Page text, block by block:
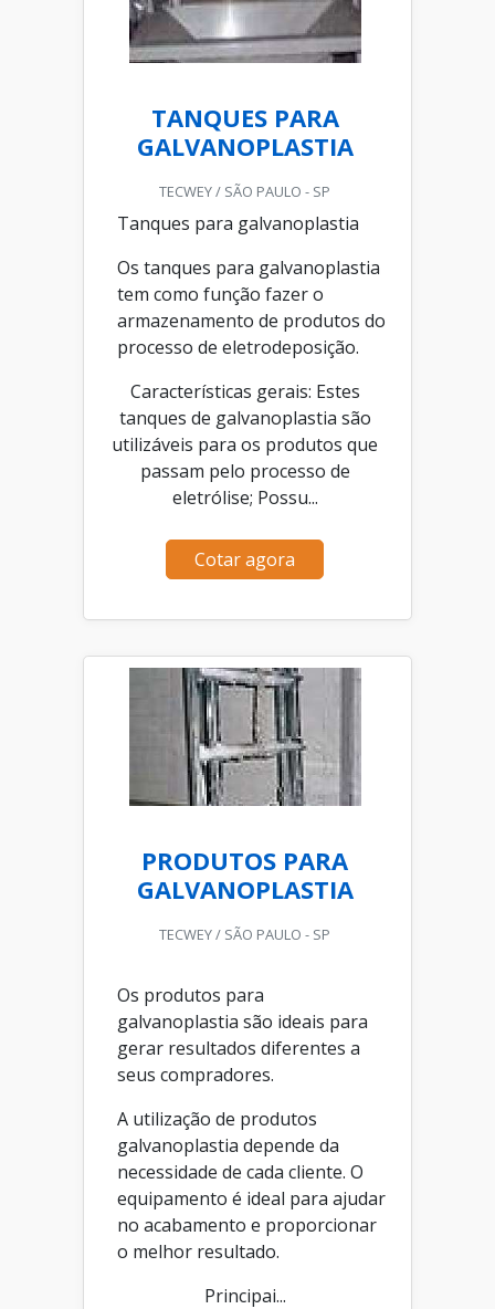
TANQUES PARA
GALVANOPLASTIA
TECWEY / SÃO PAULO - SP
Tanques para galvanoplastia
Os tanques para galvanoplastia
tem como função fazer o
armazenamento de produtos do
processo de eletrodeposição.
Características gerais: Estes
tanques de galvanoplastia são
utilizáveis para os produtos que
passam pelo processo de
eletrólise; Possu...
Cotar agora
PRODUTOS PARA
GALVANOPLASTIA
TECWEY / SÃO PAULO - SP
Os produtos para
galvanoplastia são ideais para
gerar resultados diferentes a
seus compradores.
A utilização de produtos
galvanoplastia depende da
necessidade de cada cliente. O
equipamento é ideal para ajudar
no acabamento e proporcionar
o melhor resultado.
Principai...